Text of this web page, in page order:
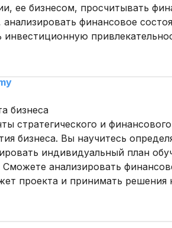
ее бизнесом, просчитывать
финансовое
бизнеса
стратегического и
бизнеса. Вы научитесь
индивидуальный план
анализировать
проекта и принимать решения